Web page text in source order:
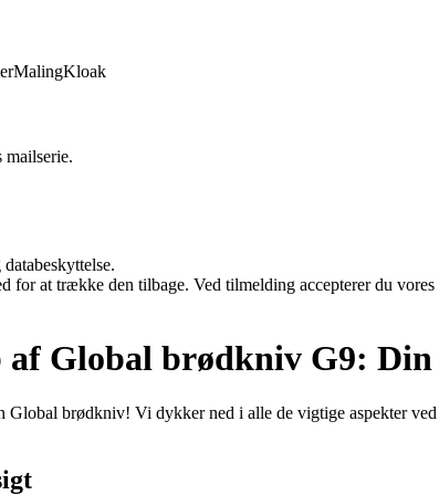
MalingKloak
at trække den tilbage. Ved tilmelding accepterer du
Global brødkniv G9:
Global brødkniv! Vi dykker ned i alle de vigtige aspekter